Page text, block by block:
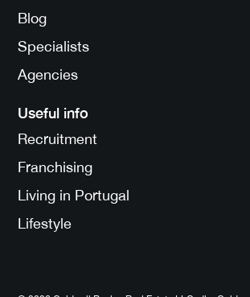
Blog
Specialists
Agencies
Useful info
Recruitment
Franchising
Living in Portugal
Lifestyle